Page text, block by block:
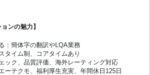
ンの魅力】
：簡体字の翻訳やLQA業務
タイム制、コアタイムあり
ック、品質評価、海外レーティング対応
ーテクモ、福利厚生充実、年間休日125日